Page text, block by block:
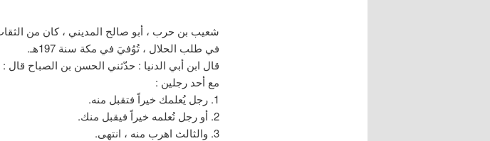
شعيب بن حرب ، أبو صالح المديني ، كان من الثقات
في طلب الحلال ، تُوُفيَ في مكة سنة 197هـ.
قال ابن أبي الدنيا : حدّثني الحسن بن الصباح
مع أحد رجلين :
1. رجل يُعلمك خيراً فتقبل منه.
2. أو رجل تُعلمه خيراً فيقبل منك.
3. والثالث اهرب منه ، انتهى.